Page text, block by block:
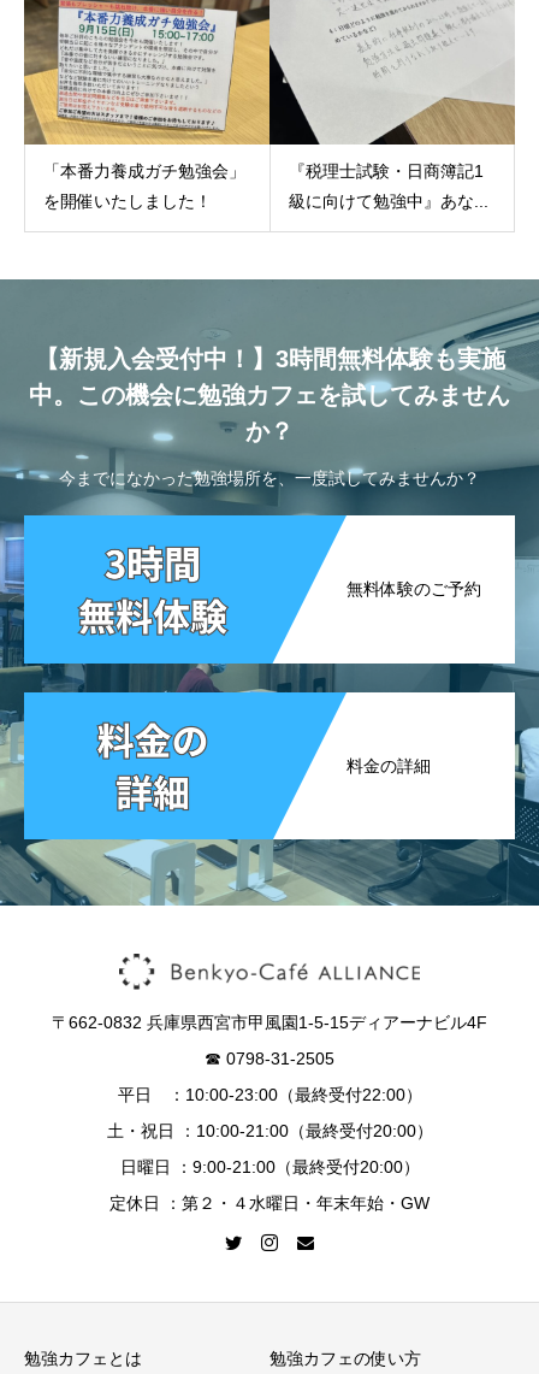
「本番力養成ガチ勉強会」
を開催いたしました！
『税理士試験・日商簿記1
級に向けて勉強中』あな...
【新規入会受付中！】3時間無料体験も実施
中。この機会に勉強カフェを試してみません
か？
今までになかった勉強場所を、一度試してみませんか？
無料体験のご予約
料金の詳細
〒662-0832 兵庫県西宮市甲風園1-5-15ディアーナビル4F
☎︎ 0798-31-2505
平日 ：10:00-23:00（最終受付22:00）
土・祝日 ：10:00-21:00（最終受付20:00）
日曜日 ：9:00-21:00（最終受付20:00）
定休日 ：第２・４水曜日・年末年始・GW
勉強カフェとは 勉強カフェの使い方